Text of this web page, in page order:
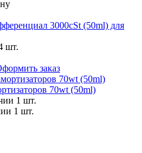
3000cSt (50ml) для
шт.
заказ
70wt (50ml)
1 шт.
1 шт.